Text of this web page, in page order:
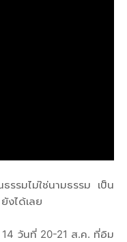
รมไม่ใช่นามธรรม เป็น
งได้เลย
14 วันที่ 20-21 ส.ค. ที่อิม